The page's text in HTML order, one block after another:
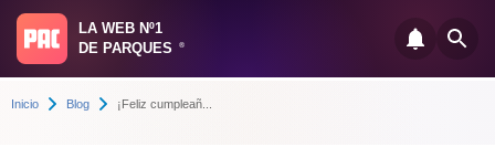
LA WEB Nº1
DE PARQUES
®
Inicio Blog ¡Feliz cumpleañ...